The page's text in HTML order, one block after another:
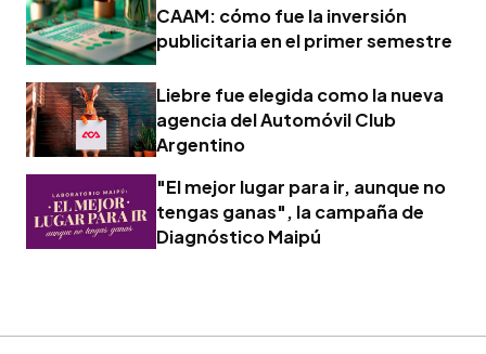
CAAM: cómo fue la inversión
publicitaria en el primer semestre
Liebre fue elegida como la nueva
agencia del Automóvil Club
Argentino
"El mejor lugar para ir, aunque no
tengas ganas", la campaña de
Diagnóstico Maipú